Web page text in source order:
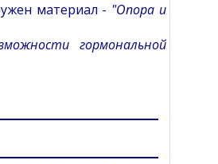
материал - "Опора и
гормональной